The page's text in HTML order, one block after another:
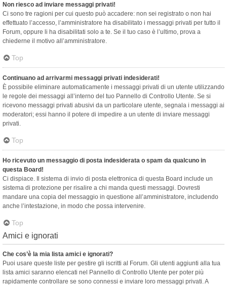
Non riesco ad inviare messaggi privati!
Ci sono tre ragioni per cui questo può accadere: non sei registrato o non hai
effettuato l’accesso, l’amministratore ha disabilitato i messaggi privati per tutto il
Forum, oppure li ha disabilitati solo a te. Se il tuo caso è l’ultimo, prova a
chiederne il motivo all’amministratore.
Top
Continuano ad arrivarmi messaggi privati indesiderati!
È possibile eliminare automaticamente i messaggi privati ​​di un utente utilizzando
le regole dei messaggi all’interno del tuo Pannello di Controllo Utente. Se si
ricevono messaggi privati ​​abusivi da un particolare utente, segnala i messaggi ai
moderatori; essi hanno il potere di impedire a un utente di inviare messaggi
privati​​.
Top
Ho ricevuto un messaggio di posta indesiderata o spam da qualcuno in
questa Board!
Ci dispiace. Il sistema di invio di posta elettronica di questa Board include un
sistema di protezione per risalire a chi manda questi messaggi. Dovresti
mandare una copia del messaggio in questione all’amministratore, includendo
anche l’intestazione, in modo che possa intervenire.
Top
Amici e ignorati
Che cos’è la mia lista amici e ignorati?
Puoi usare queste liste per gestire gli iscritti al Forum. Gli utenti aggiunti alla tua
lista amici saranno elencati nel Pannello di Controllo Utente per poter più
rapidamente controllare se sono connessi e inviare loro messaggi privati. A